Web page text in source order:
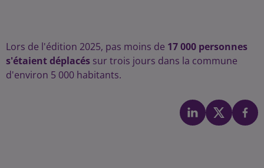
Lors de l'édition 2025, pas moins de 17 000 personnes
s'étaient déplacés sur trois jours dans la commune
d'environ 5 000 habitants.